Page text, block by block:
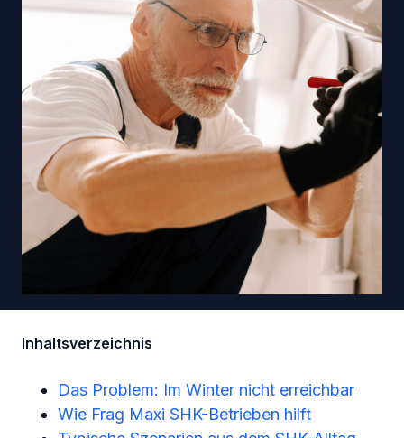
Inhaltsverzeichnis
Das Problem: Im Winter nicht erreichbar
Wie Frag Maxi SHK-Betrieben hilft